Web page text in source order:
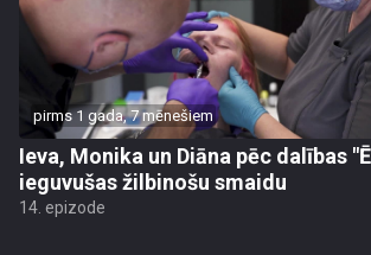
pirms 1 gada, 7 mēnešiem
Ieva, Monika un Diāna pēc dalības
ieguvušas žilbinošu smaidu
14. epizode